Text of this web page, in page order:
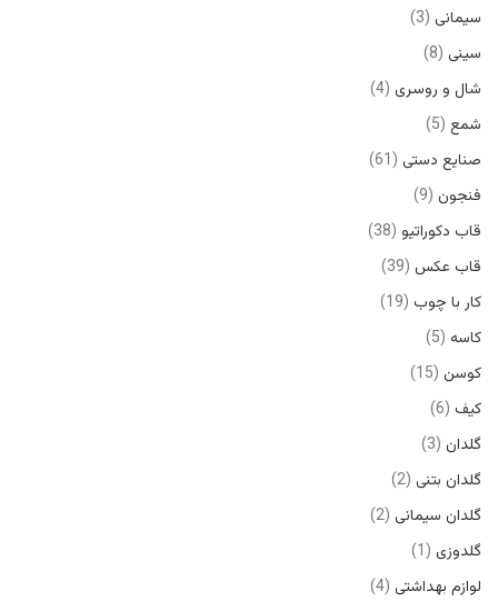
سیمانی 3
سینی 8
شال و روسری 4
شمع 5
صنایع دستی 61
فنجون 9
قاب دکوراتیو 38
قاب عکس 39
کار با چوب 19
کاسه 5
کوسن 15
کیف 6
گلدان 3
گلدان بتنی 2
گلدان سیمانی 2
گلدوزی 1
لوازم بهداشتی 4